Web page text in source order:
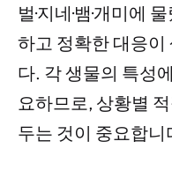
벌·지네·뱀·개미에
하고 정확한 대응이
다. 각 생물의 특성
요하므로, 상황별
두는 것이 중요합니